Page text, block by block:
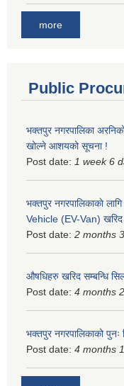
more
Public
भक्तपुर नगरपालिका
खोल्ने आशयको सूचना !
Post date: 1 week 6
भक्तपुर नगरपालिकाकाे
Vehicle (EV-Van) खरिद
Post date: 2 months
औषधिहरु खरिद सम्बन्धि
Post date: 4 months
भक्तपुर नगरपालिकाको
Post date: 4 months